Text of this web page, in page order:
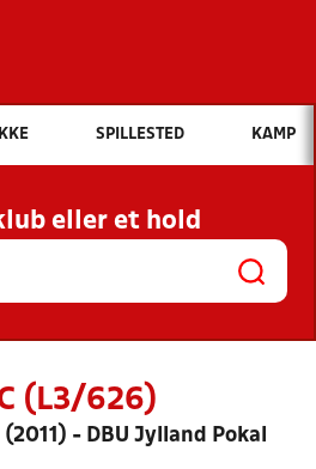
Hvad vil du søge efter?
INDHOLD OG NYHEDER
KLUBBER OG
HOLD
SPILLESTED KAMP
eller et hold
(L3/626)
(2011) - DBU Jylland Pokal